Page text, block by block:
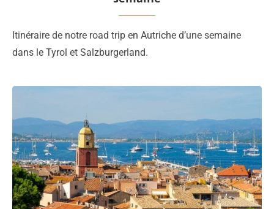
Itinéraire de notre road trip en Autriche d’une semaine
dans le Tyrol et Salzburgerland.